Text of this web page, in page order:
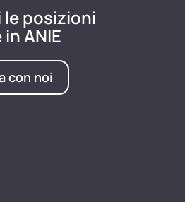
le posizioni
ANIE
con noi